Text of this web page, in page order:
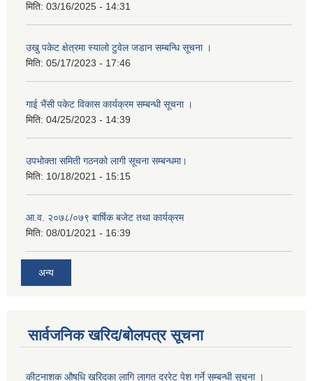
मिति: 03/16/2025 - 14:31
उखु पकेट क्षेत्रमा स्यालो टुवेल जडान सम्बन्धि सूचना ।
मिति: 05/17/2023 - 17:46
गाई भैंसी पकेट विकास कार्यक्रम सम्बन्धी सूचना ।
मिति: 04/25/2023 - 14:39
उपभोक्ता समिती गठनको लागी सूचना सम्बन्धमा।
मिति: 10/18/2021 - 15:15
आ.व. २०७८/०७९ बार्षिक बजेट तथा कार्यक्रम
मिति: 08/01/2021 - 16:39
अन्य
सार्वजनिक खरिद/बोलपत्र सूचना
कीटनाशक औषधि खरिदका लागि लागत दररेट पेश गर्ने सम्बन्धी सूचना ।